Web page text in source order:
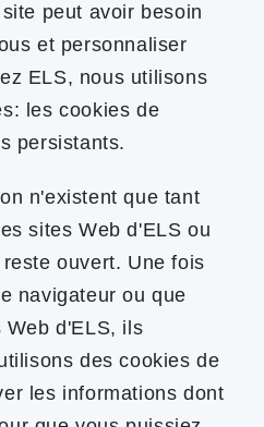
peut avoir besoin
et personnaliser
ELS, nous utilisons
les cookies de
persistants.
n'existent que tant
sites Web d'ELS ou
ouvert. Une fois
navigateur ou que
d'ELS, ils
des cookies de
les informations dont